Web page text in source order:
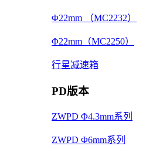
Φ22mm （MC2232）
Φ22mm（MC2250）
行星减速箱
PD版本
ZWPD Φ4.3mm系列
ZWPD Φ6mm系列